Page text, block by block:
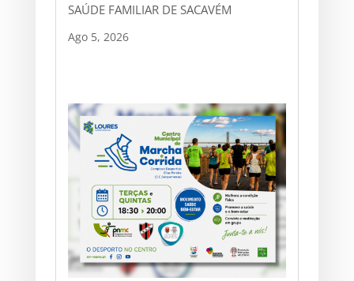
SAÚDE FAMILIAR DE SACAVÉM
Ago 5, 2026